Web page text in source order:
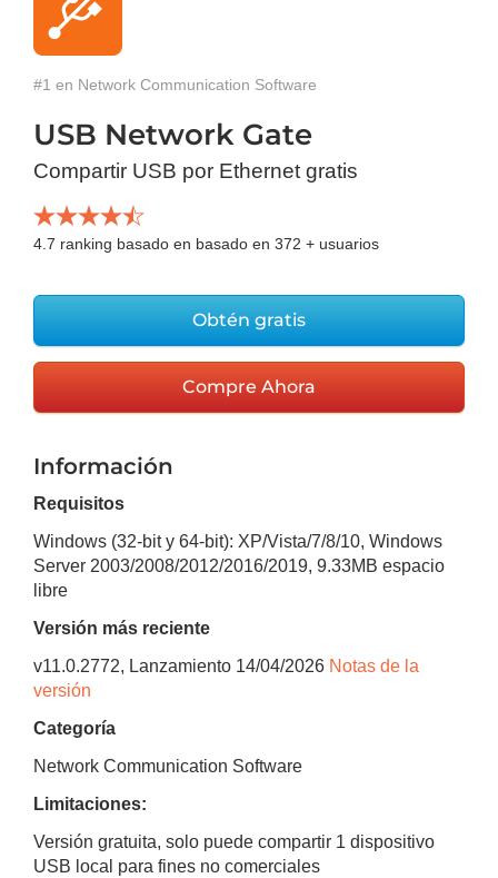
#1 en Network Communication Software
USB Network Gate
Compartir USB por Ethernet gratis
4.7 ranking basado en basado en 372 + usuarios
Obtén gratis
Compre Ahora
Información
Requisitos
Windows (32-bit y 64-bit): XP/Vista/7/8/10, Windows
Server 2003/2008/2012/2016/2019, 9.33MB espacio
libre
Versión más reciente
v11.0.2772, Lanzamiento 14/04/2026 Notas de la
versión
Categoría
Network Communication Software
Limitaciones:
Versión gratuita, solo puede compartir 1 dispositivo
USB local para fines no comerciales